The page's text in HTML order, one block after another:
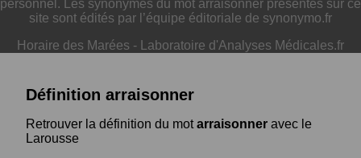
personnel. Les synonymes du mot arraisonner présentés sur ce
site sont édités par l’équipe éditoriale de synonymo.fr
Horaire des Marées - Laboratoire d'Analyses Médicales.fr
Définition arraisonner
Retrouver la définition du motarraisonner avec le
Larousse